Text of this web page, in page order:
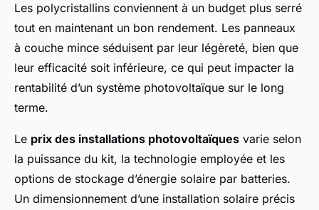
Les polycristallins conviennent à un budget plus serré
tout en maintenant un bon rendement. Les panneaux
à couche mince séduisent par leur légèreté, bien que
leur efficacité soit inférieure, ce qui peut impacter la
rentabilité d’un système photovoltaïque sur le long
terme.
Le prix des installations photovoltaïques varie selon
la puissance du kit, la technologie employée et les
options de stockage d’énergie solaire par batteries.
Un dimensionnement d’une installation solaire précis